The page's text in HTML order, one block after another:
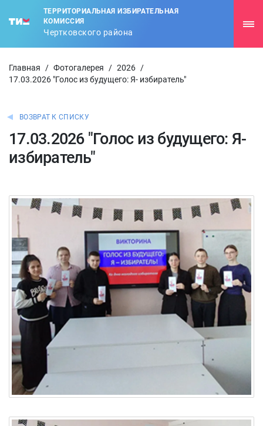
ТЕРРИТОРИАЛЬНАЯ ИЗБИРАТЕЛЬНАЯ
КОМИССИЯ
Чертковского района
Главная / Фотогалерея / 2026 /
17.03.2026 "Голос из будущего: Я- избиратель"
ВОЗВРАТ К СПИСКУ
17.03.2026 "Голос из будущего: Я-
избиратель"